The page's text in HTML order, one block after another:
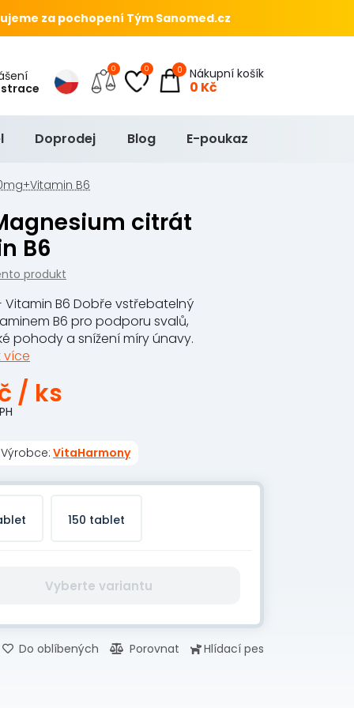
za pochopení Tým Sanomed.cz
0 0 Nákupní košík
0 Kč
0
Doprodej Blog E-poukaz
B6
B6
produkt
B6 Dobře vstřebatelný
B6 pro podporu svalů,
pohody a snížení míry únavy.
více
/ ks
Výrobce: VitaHarmony
150 tablet
Vyberte variantu
Do oblíbených Porovnat Hlídací pes